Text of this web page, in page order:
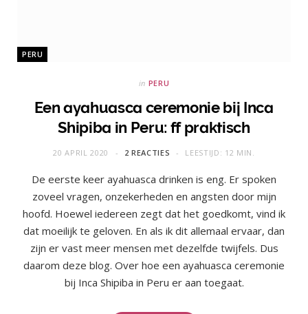
PERU
in PERU
Een ayahuasca ceremonie bij Inca
Shipiba in Peru: ff praktisch
20 APRIL 2020 2 REACTIES LEESTIJD: 12 MIN.
De eerste keer ayahuasca drinken is eng. Er spoken
zoveel vragen, onzekerheden en angsten door mijn
hoofd. Hoewel iedereen zegt dat het goedkomt, vind ik
dat moeilijk te geloven. En als ik dit allemaal ervaar, dan
zijn er vast meer mensen met dezelfde twijfels. Dus
daarom deze blog. Over hoe een ayahuasca ceremonie
bij Inca Shipiba in Peru er aan toegaat.